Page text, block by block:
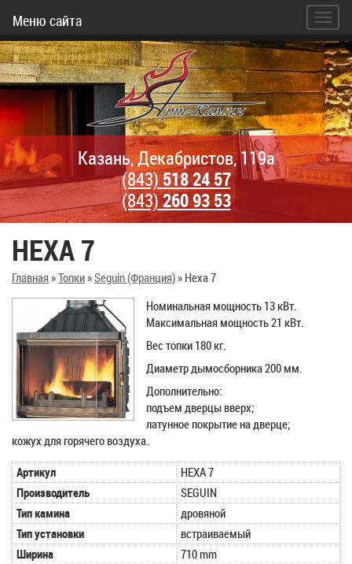
Меню сайта
Казань, Декабристов, 119а
(843)518 24 57
(843)260 93 53
HEXA 7
Главная»Топки»Seguin (Франция)» Hexa 7
Номинальная мощность 13 кВт.
Максимальная мощность 21 кВт.
Вес топки 180 кг.
Диаметр дымосборника 200 мм.
Дополнительно:
подъем дверцы вверх;
латунное покрытие на дверце;
кожух для горячего воздуха.
Артикул
HEXA 7
Производитель
SEGUIN
Тип камина
дровяной
Тип установки
встраиваемый
Ширина
710 mm